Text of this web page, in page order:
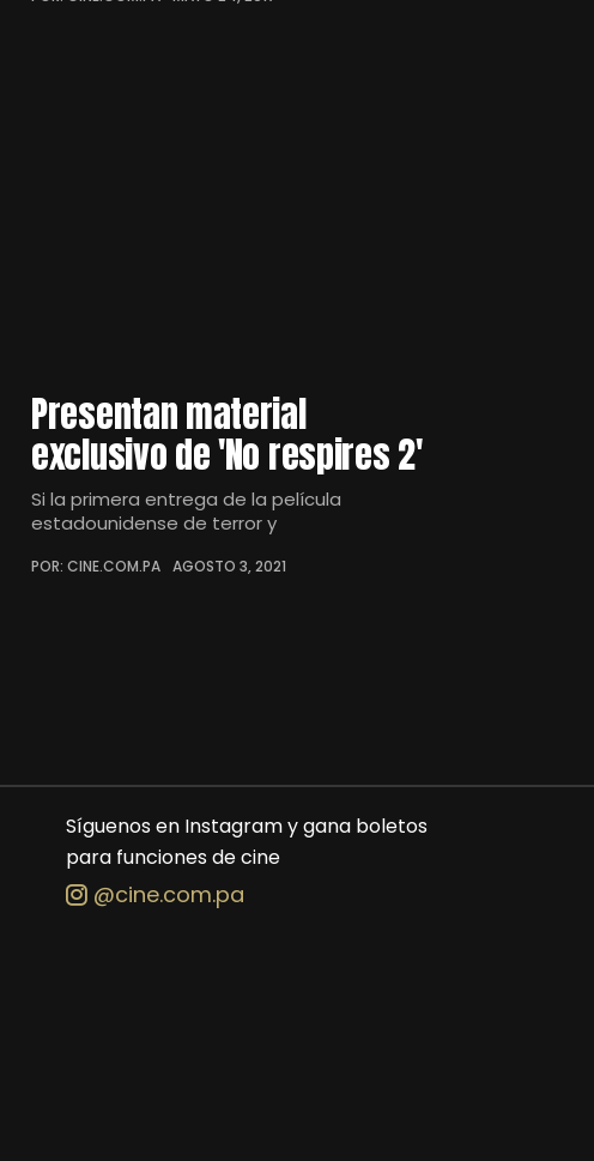
Presentan material
exclusivo de 'No respires 2'
Si la primera entrega de la película
estadounidense de terror y
POR: CINE.COM.PA AGOSTO 3, 2021
Síguenos en Instagram y gana boletos
para funciones de cine
@cine.com.pa